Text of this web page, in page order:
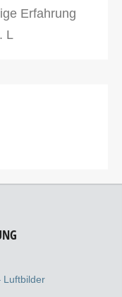
Erfahrung
L
Luftbilder